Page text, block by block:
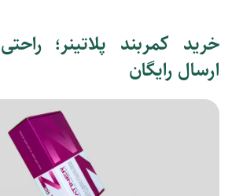
خرید کمربند پلاتینر؛
ارسال رایگان